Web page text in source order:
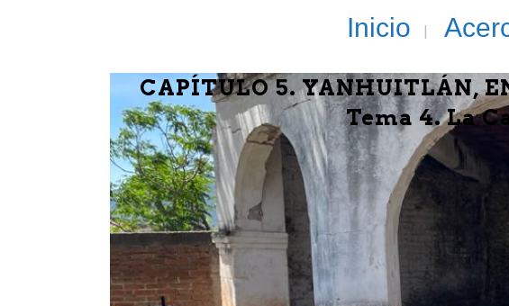
Inicio
CAPÍTULO 5. YANHUITLÁN,
Tema 4. La